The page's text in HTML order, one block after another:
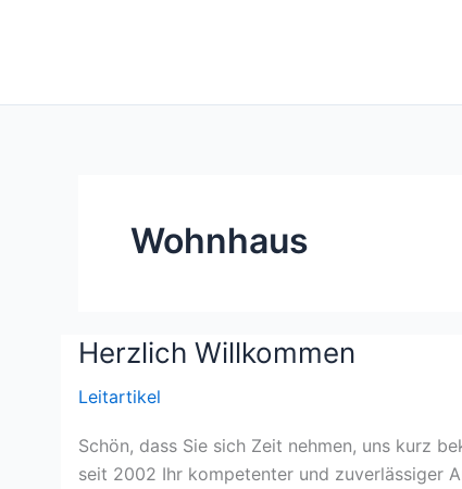
Wohnhaus
Herzlich Willkommen
Leitartikel
Schön, dass Sie sich Zeit nehmen, uns kurz
seit 2002 Ihr kompetenter und zuverlässiger